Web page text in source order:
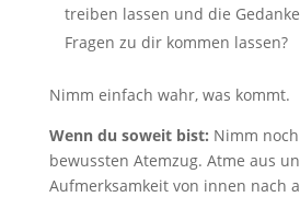
treiben lassen und die
Fragen zu dir kommen lassen?
Nimm einfach wahr, was kommt.
Wenn du soweit bist: Nimm
bewussten Atemzug. Atme aus
Aufmerksamkeit von innen nach